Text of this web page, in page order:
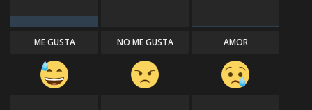
ME GUSTA NO ME GUSTA AMOR